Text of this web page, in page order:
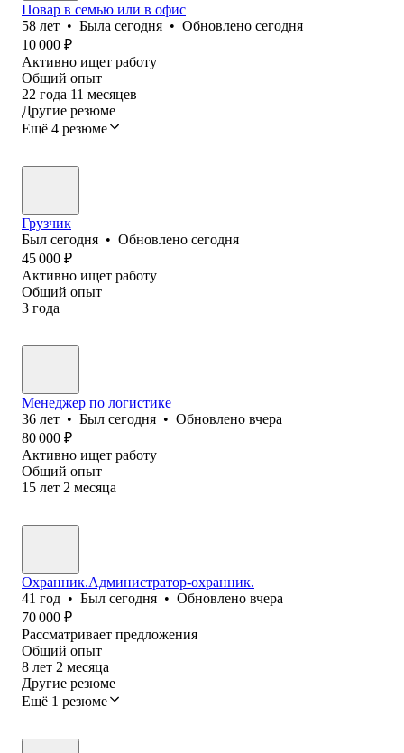
Повар в семью или в офис
58 лет • Была сегодня • Обновлено сегодня
10 000 ₽
Активно ищет работу
Общий опыт
22 года 11 месяцев
Другие резюме
Ещё 4 резюме
Грузчик
Был сегодня • Обновлено сегодня
45 000 ₽
Активно ищет работу
Общий опыт
3 года
Менеджер по логистике
36 лет • Был сегодня • Обновлено вчера
80 000 ₽
Активно ищет работу
Общий опыт
15 лет 2 месяца
Охранник.Администратор-охранник.
41 год • Был сегодня • Обновлено вчера
70 000 ₽
Рассматривает предложения
Общий опыт
8 лет 2 месяца
Другие резюме
Ещё 1 резюме